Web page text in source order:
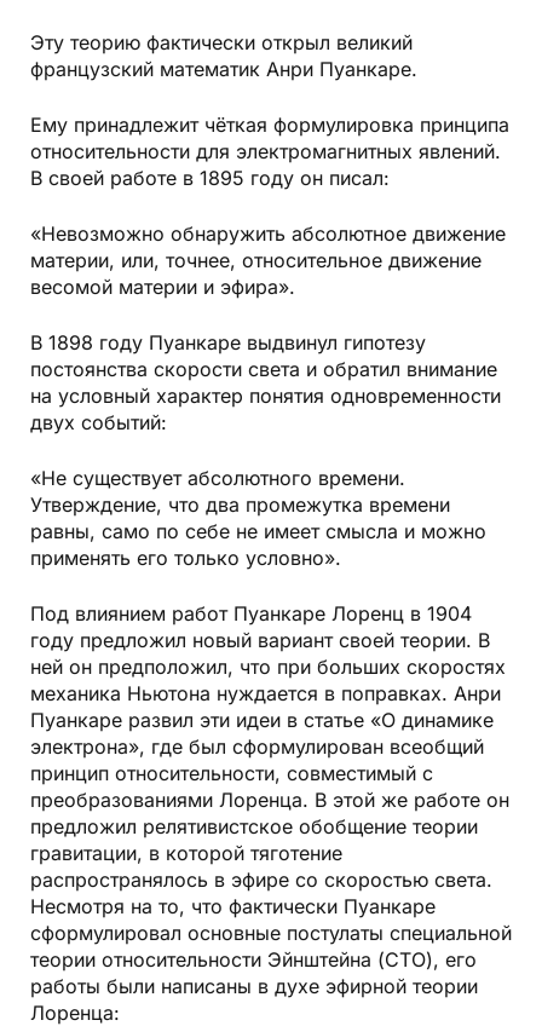
Эту теорию фактически открыл великий
французский математик Анри Пуанкаре.
Ему принадлежит чёткая формулировка принципа
относительности для электромагнитных явлений.
В своей работе в 1895 году он писал:
«Невозможно обнаружить абсолютное движение
материи, или, точнее, относительное движение
весомой материи и эфира».
В 1898 году Пуанкаре выдвинул гипотезу
постоянства скорости света и обратил внимание
на условный характер понятия одновременности
двух событий:
«Не существует абсолютного времени.
Утверждение, что два промежутка времени
равны, само по себе не имеет смысла и можно
применять его только условно».
Под влиянием работ Пуанкаре Лоренц в 1904
году предложил новый вариант своей теории. В
ней он предположил, что при больших скоростях
механика Ньютона нуждается в поправках. Анри
Пуанкаре развил эти идеи в статье «О динамике
электрона», где был сформулирован всеобщий
принцип относительности, совместимый с
преобразованиями Лоренца. В этой же работе он
предложил релятивистское обобщение теории
гравитации, в которой тяготение
распространялось в эфире со скоростью света.
Несмотря на то, что фактически Пуанкаре
сформулировал основные постулаты специальной
теории относительности Эйнштейна (СТО), его
работы были написаны в духе эфирной теории
Лоренца: